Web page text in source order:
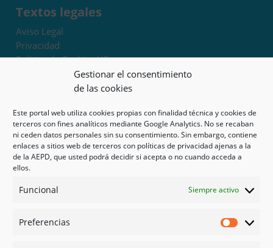
Gestionar el consentimiento
de las cookies
Este portal web utiliza cookies propias con finalidad técnica y cookies de
terceros con fines analíticos mediante Google Analytics. No se recaban
ni ceden datos personales sin su consentimiento. Sin embargo, contiene
enlaces a sitios web de terceros con políticas de privacidad ajenas a la
de la AEPD, que usted podrá decidir si acepta o no cuando acceda a
ellos.
Funcional Siempre activo
Preferencias
Textos legales
Aviso Legal
Privacidad
Política de Cookies UE
Términos y condiciones
Exoneración de responsabilidad
Mapa del sitio
Mi cuenta
Tienda
Psicología en Murcia
Guías
Redes sociales